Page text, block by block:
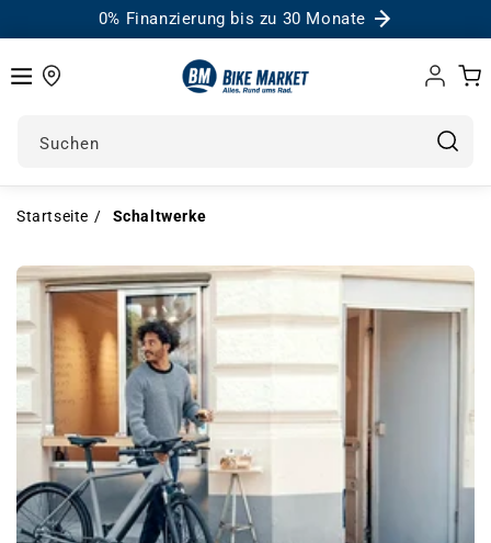
0% Finanzierung bis zu 30 Monate
Suchen
Einloggen
Startseite Schaltwerke